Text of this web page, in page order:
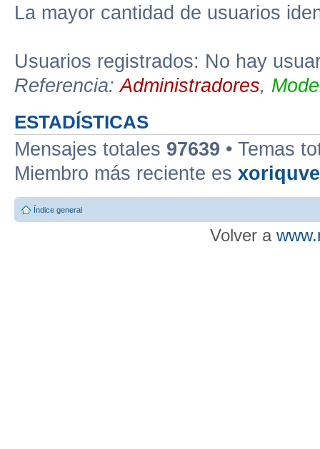
La mayor cantidad de usuarios
Usuarios registrados: No hay
Referencia:Administradores,
ESTADÍSTICAS
Mensajes totales 97639 • Temas
Miembro más reciente es
Índice general
Volver a